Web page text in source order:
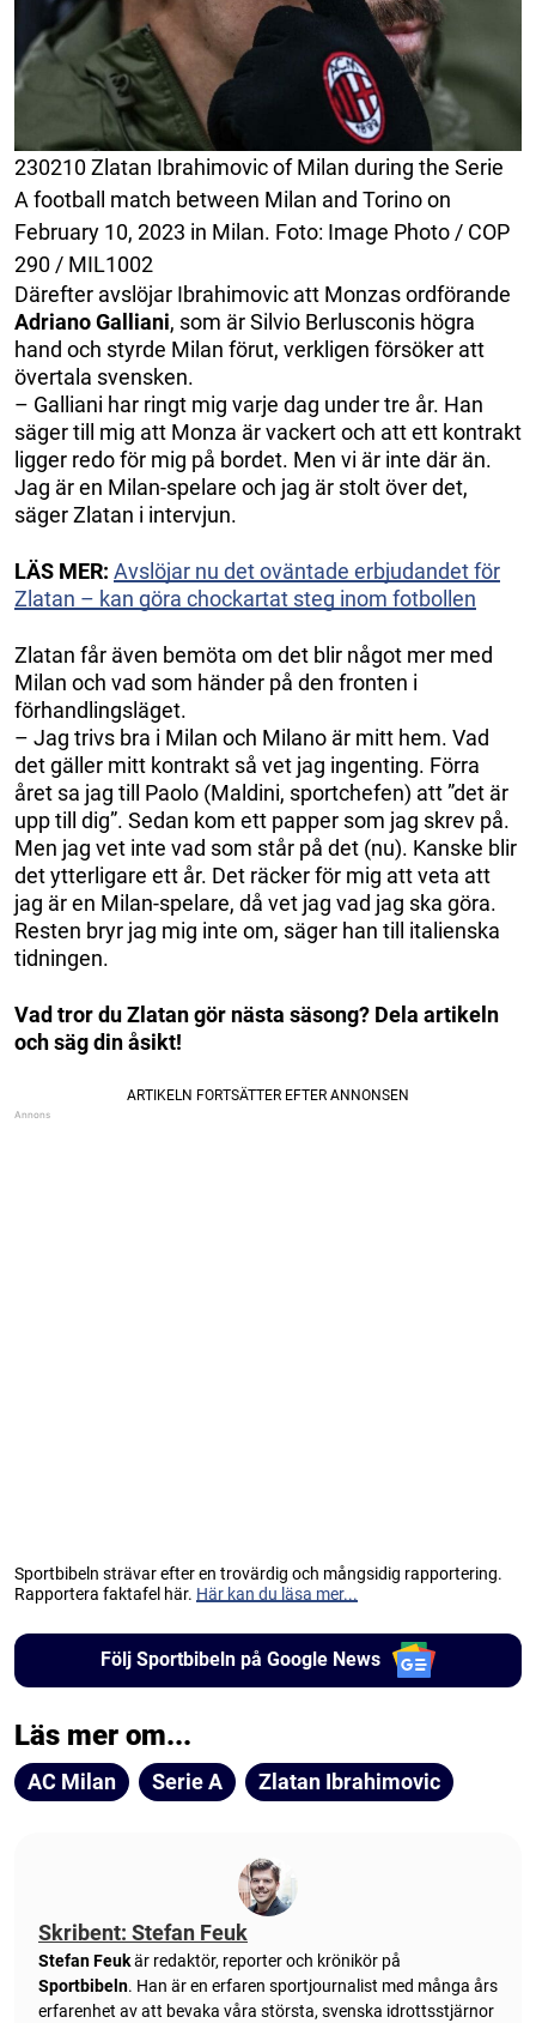
230210 Zlatan Ibrahimovic of Milan during the Serie
A football match between Milan and Torino on
February 10, 2023 in Milan. Foto: Image Photo / COP
290 / MIL1002
Därefter avslöjar Ibrahimovic att Monzas ordförande
Adriano Galliani, som är Silvio Berlusconis högra
hand och styrde Milan förut, verkligen försöker att
övertala svensken.
– Galliani har ringt mig varje dag under tre år. Han
säger till mig att Monza är vackert och att ett kontrakt
ligger redo för mig på bordet. Men vi är inte där än.
Jag är en Milan-spelare och jag är stolt över det,
säger Zlatan i intervjun.
LÄS MER: Avslöjar nu det oväntade erbjudandet för
Zlatan – kan göra chockartat steg inom fotbollen
Zlatan får även bemöta om det blir något mer med
Milan och vad som händer på den fronten i
förhandlingsläget.
– Jag trivs bra i Milan och Milano är mitt hem. Vad
det gäller mitt kontrakt så vet jag ingenting. Förra
året sa jag till Paolo (Maldini, sportchefen) att ”det är
upp till dig”. Sedan kom ett papper som jag skrev på.
Men jag vet inte vad som står på det (nu). Kanske blir
det ytterligare ett år. Det räcker för mig att veta att
jag är en Milan-spelare, då vet jag vad jag ska göra.
Resten bryr jag mig inte om, säger han till italienska
tidningen.
Vad tror du Zlatan gör nästa säsong? Dela artikeln
och säg din åsikt!
Sportbibeln strävar efter en trovärdig och mångsidig rapportering.
Rapportera faktafel här. Här kan du läsa mer...
Följ Sportbibeln på Google News
Läs mer om...
AC Milan Serie A Zlatan Ibrahimovic
Skribent: Stefan Feuk
Stefan Feukär redaktör, reporter och krönikör på
Sportbibeln. Han är en erfaren sportjournalist med många års
erfarenhet av att bevaka våra största, svenska idrottsstjärnor